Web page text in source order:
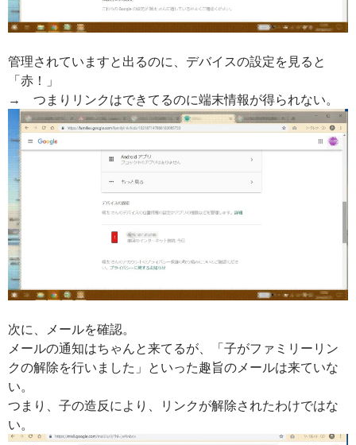
管理されていますと出るのに、デバイスの設定を見ると
「赤！」
→ つまりリンクはできてるのに端末情報が得られない。
次に、メールを確認。
メールの通知はちゃんと来てるが、「子がファミリーリン
クの解除を行いました」といった趣旨のメールは来ていな
い。
つまり、子の造反により、リンクが解除されたわけではな
い。